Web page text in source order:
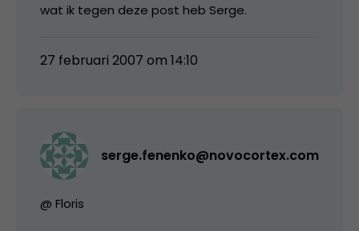
wat ik tegen deze post heb Serge.
27 februari 2007 om 14:10
serge.fenenko@novocortex.com
@ Floris